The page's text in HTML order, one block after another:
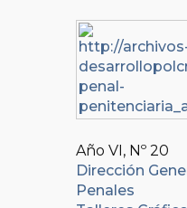
Año VI, Nº 20
Dirección
Penales